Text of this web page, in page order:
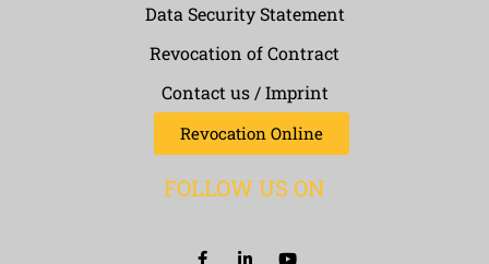
Data Security Statement
Revocation of Contract
Contact us / Imprint
Revocation Online
FOLLOW US ON